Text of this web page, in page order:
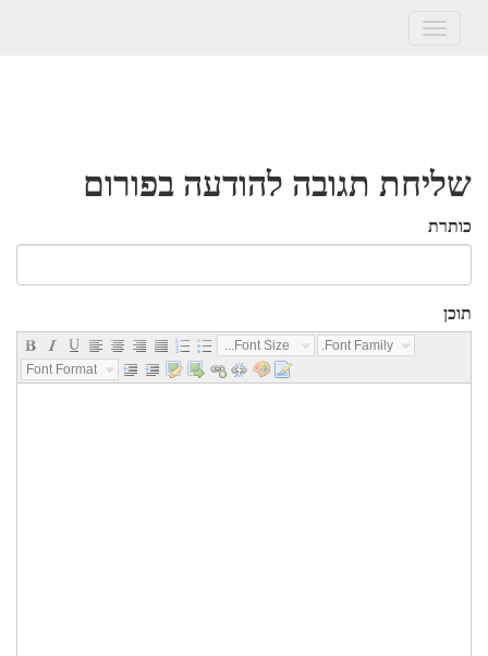
Toggle
שליחת תגובה להודעה בפורום
כותרת
תוכן
Font Size...
Font Family...
Font Format...